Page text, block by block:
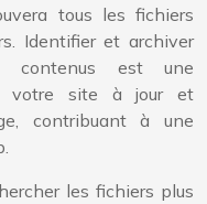
tous les fichiers
Identifier et archiver
contenus est une
votre site à jour et
contribuant à une
les fichiers plus